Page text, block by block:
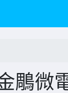
鵰微